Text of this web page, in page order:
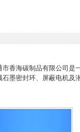
海碳制品有限公司是
墨密封环、屏蔽电机及